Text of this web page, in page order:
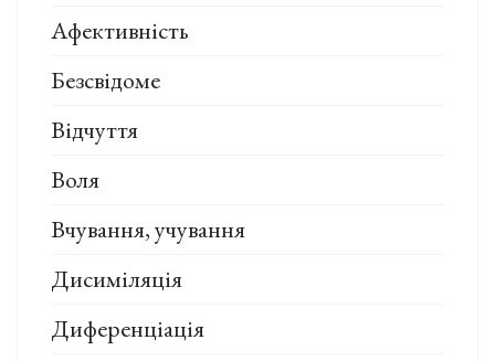
Афективність
Безсвідоме
Відчуття
Воля
Вчування, учування
Дисиміляція
Диференціація